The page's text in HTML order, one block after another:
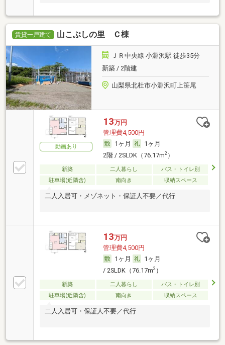
賃貸一戸建て 山こぶしの里 Ｃ棟
ＪＲ中央線 小淵沢駅 徒歩35分
新築 / 2階建
山梨県北杜市小淵沢町上笹尾
動画あり
13万円
管理費4,500円
1ヶ月
1ヶ月
2階 / 2SLDK（76.17m2）
新築 二人暮らし
バス・トイレ別
駐車場(近隣含)
南向き 収納スペース
二人入居可・メゾネット・保証人不要／代行
13万円
管理費4,500円
1ヶ月
1ヶ月
/ 2SLDK（76.17m2）
新築 二人暮らし
バス・トイレ別
駐車場(近隣含)
南向き 収納スペース
二人入居可・保証人不要／代行